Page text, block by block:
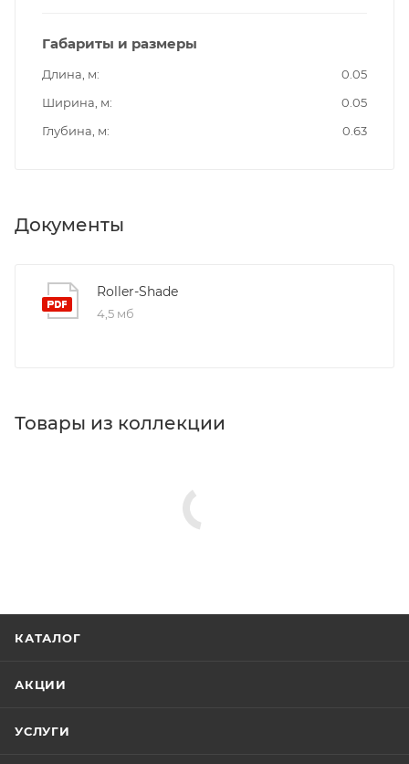
Габариты и размеры
Длина, м
0.05
Ширина, м
0.05
Глубина, м
0.63
Документы
Roller-Shade
4,5 мб
Товары из коллекции
КАТАЛОГ
АКЦИИ
УСЛУГИ